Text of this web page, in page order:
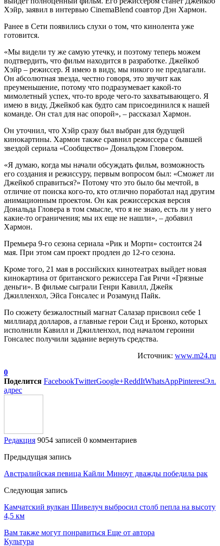
Хэйр, заявил в интервью CinemaBlend соавтор Дэн Хармон.
Ранее в Сети появились слухи о том, что кинолента уже
готовится.
«Мы видели ту же самую утечку, и поэтому теперь можем
подтвердить, что фильм находится в разработке. Джейкоб
Хэйр – режиссер. Я имею в виду, мы никого не предлагали.
Он абсолютная звезда, честно говоря, это звучит как
преуменьшение, потому что подразумевает какой-то
мимолетный успех, что-то вроде чего-то захватывающего. Я
имею в виду, Джейкоб как будто сам присоединился к нашей
команде. Он стал для нас опорой», – рассказал Хармон.
Он уточнил, что Хэйр сразу был выбран для будущей
кинокартины. Хармон также сравнил режиссера с бывшей
звездой сериала «Сообщество» Дональдом Гловером.
«Я думаю, когда мы начали обсуждать фильм, возможность
его создания и режиссуру, первым вопросом был: «Сможет ли
Джейкоб справиться?» Потому что это было бы мечтой, в
отличие от поиска кого-то, кто отлично поработал над другим
анимационным проектом. Он как режиссерская версия
Дональда Гловера в том смысле, что я не знаю, есть ли у него
какие-то ограничения; мы их еще не нашли», – добавил
Хармон.
Премьера 9-го сезона сериала «Рик и Морти» состоится 24
мая. При этом сам проект продлен до 12-го сезона.
Кроме того, 21 мая в российских кинотеатрах выйдет новая
кинокартина от британского режиссера Гая Ричи «Грязные
деньги». В фильме сыграли Генри Кавилл, Джейк
Джилленхол, Эйса Гонсалес и Розамунд Пайк.
По сюжету безжалостный магнат Салазар присвоил себе 1
миллиард долларов, а главные герои Сид и Бронко, которых
исполнили Кавилл и Джилленхол, под началом героини
Гонсалес получили задание вернуть средства.
Источник: www.m24.ru
0
Поделится FacebookTwitterGoogle+ReddItWhatsAppPinterestЭл.
адрес
Редакция 9054 записей 0 комментариев
Предыдущая запись
Австралийская певица Кайли Миноуг дважды победила рак
Следующая запись
Камчатский вулкан Шивелуч выбросил столб пепла на высоту
4,5 км
Вам также могут понравиться Еще от автора
Культура